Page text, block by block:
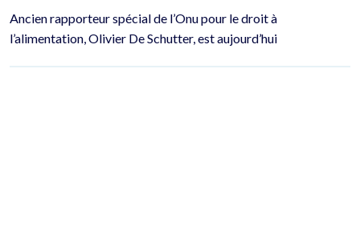
Ancien rapporteur spécial de l’Onu pour le droit à
l’alimentation, Olivier De Schutter, est aujourd’hui